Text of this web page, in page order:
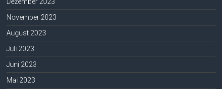
Dezember 2023
November 2023
August 2023
Juli 2023
Juni 2023
Mai 2023